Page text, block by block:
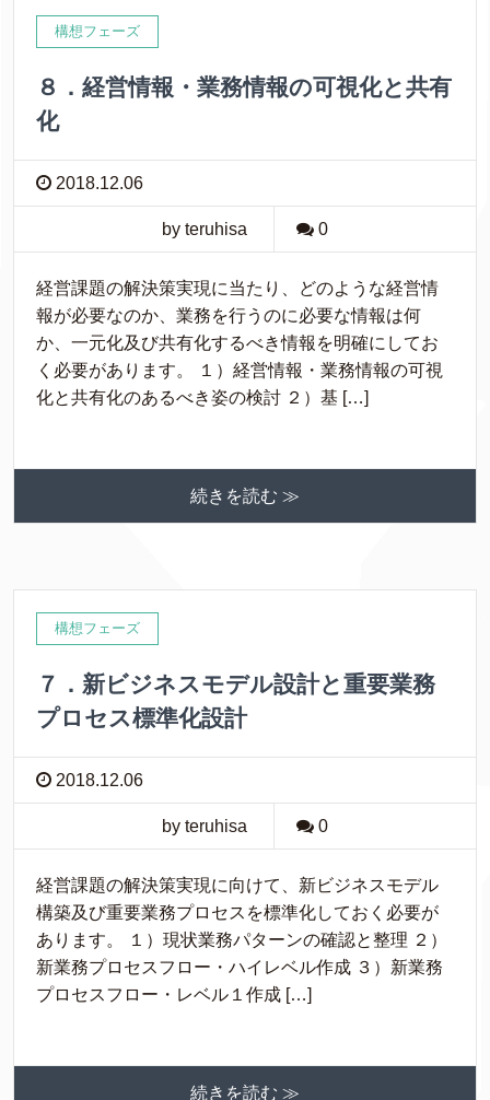
構想フェーズ
８．経営情報・業務情報の可視化と共有
化
2018.12.06
by teruhisa 0
経営課題の解決策実現に当たり、どのような経営情
報が必要なのか、業務を行うのに必要な情報は何
か、一元化及び共有化するべき情報を明確にしてお
く必要があります。 １）経営情報・業務情報の可視
化と共有化のあるべき姿の検討 ２）基 […]
続きを読む ≫
構想フェーズ
７．新ビジネスモデル設計と重要業務
プロセス標準化設計
2018.12.06
by teruhisa 0
経営課題の解決策実現に向けて、新ビジネスモデル
構築及び重要業務プロセスを標準化しておく必要が
あります。 １）現状業務パターンの確認と整理 ２）
新業務プロセスフロー・ハイレベル作成 ３）新業務
プロセスフロー・レベル１作成 […]
続きを読む ≫